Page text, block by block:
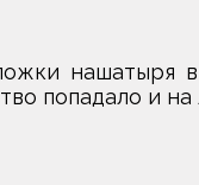
нашатыря
попадало и на